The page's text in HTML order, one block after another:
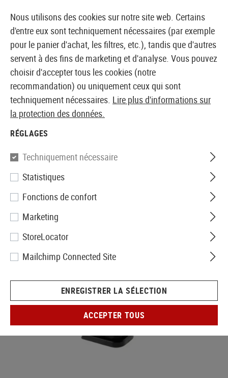
BOUTIQUE ET GROSSISTE EUROPÉEN AIRSOFT
Accueil Accessoires d'Airsoft Chargeurs GBB
KJ Works
Magazine KJ23 / KP-23 /
KJ32C GBB 20rds
Nous utilisons des cookies sur notre site web. Certains
d'entre eux sont techniquement nécessaires (par exemple
pour le panier d'achat, les filtres, etc.), tandis que d'autres
servent à des fins de marketing et d'analyse. Vous pouvez
choisir d'accepter tous les cookies (notre
recommandation) ou uniquement ceux qui sont
techniquement nécessaires. Lire plus d'informations sur
la protection des données.
RÉGLAGES
Techniquement nécessaire
Statistiques
Fonctions de confort
Marketing
StoreLocator
Mailchimp Connected Site
ENREGISTRER LA SÉLECTION
ACCEPTER TOUS